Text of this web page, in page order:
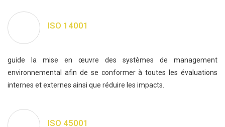
ISO 14001
guide la mise en œuvre des systèmes de management
environnemental afin de se conformer à toutes les évaluations
internes et externes ainsi que réduire les impacts.
ISO 45001